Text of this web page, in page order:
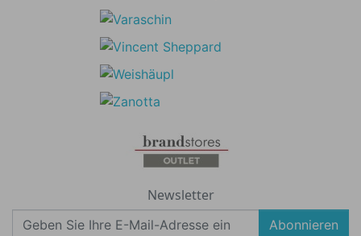
Newsletter
Abonnieren